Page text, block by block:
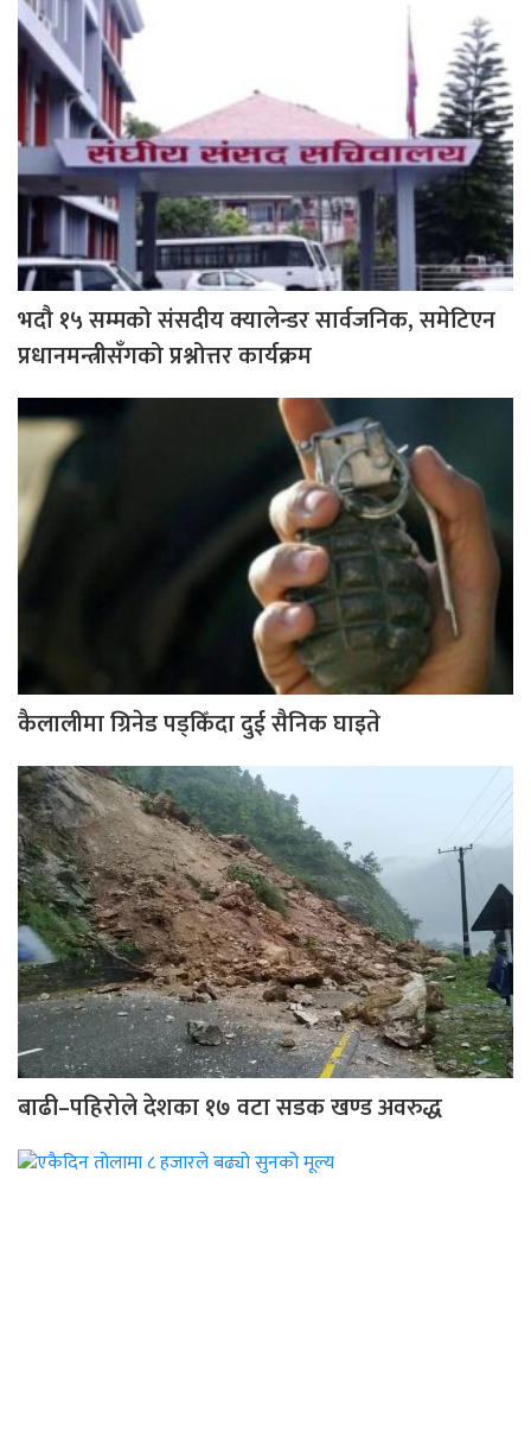
भदौ १५ सम्मको संसदीय क्यालेन्डर सार्वजनिक, समेटिएन
प्रधानमन्त्रीसँगको प्रश्नोत्तर कार्यक्रम
कैलालीमा ग्रिनेड पड्किँदा दुई सैनिक घाइते
बाढी–पहिरोले देशका १७ वटा सडक खण्ड अवरुद्ध